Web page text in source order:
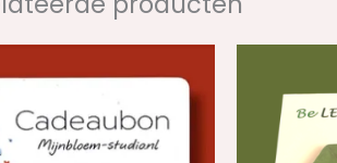
€7,50